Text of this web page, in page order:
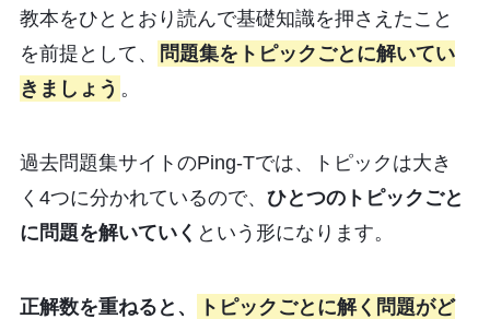
教本をひととおり読んで基礎知識を押さえたこと
を前提として、
問題集をトピックごとに解いてい
きましょう 。
過去問題集サイトのPing-Tでは、トピックは大き
く4つに分かれているので、 ひとつのトピックごと
に問題を解いていく という形になります。
正解数を重ねると、
トピックごとに解く問題がど